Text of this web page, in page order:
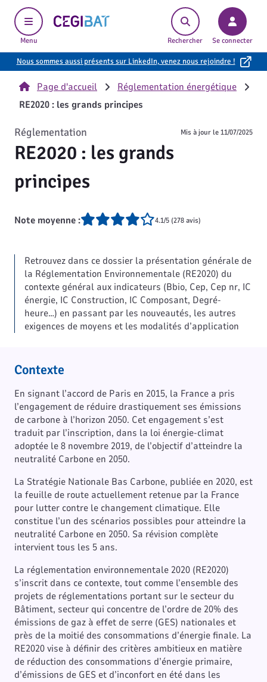
Menu
Cegibat, accueil
Rechercher Se connecter
Nous sommes aussi présents sur LinkedIn, venez nous rejoindre !
Page d'accueil
Réglementation énergétique
RE2020 : les grands principes
RE2020 : les grands
principes
Réglementation Mis à jour le11/07/2025
Note moyenne : 4.1/5 (278 avis)
Retrouvez dans ce dossier la présentation générale de
la Réglementation Environnementale (RE2020) du
contexte général aux indicateurs (Bbio, Cep, Cep nr, IC
énergie, IC Construction, IC Composant, Degré-
heure…) en passant par les nouveautés, les autres
exigences de moyens et les modalités d’application
Contexte
En signant l’accord de Paris en 2015, la France a pris
l’engagement de réduire drastiquement ses émissions
de carbone à l’horizon 2050. Cet engagement s’est
traduit par l’inscription, dans la loi énergie-climat
adoptée le 8 novembre 2019, de l’objectif d’atteindre la
neutralité Carbone en 2050.
La Stratégie Nationale Bas Carbone, publiée en 2020, est
la feuille de route actuellement retenue par la France
pour lutter contre le changement climatique. Elle
constitue l’un des scénarios possibles pour atteindre la
neutralité Carbone en 2050. Sa révision complète
intervient tous les 5 ans.
La réglementation environnementale 2020 (RE2020)
s’inscrit dans ce contexte, tout comme l’ensemble des
projets de réglementations portant sur le secteur du
Bâtiment, secteur qui concentre de l’ordre de 20% des
émissions de gaz à effet de serre (GES) nationales et
près de la moitié des consommations d’énergie finale. La
RE2020 vise à définir des critères ambitieux en matière
de réduction des consommations d’énergie primaire,
d’émissions de GES et d’inconfort en été dans les